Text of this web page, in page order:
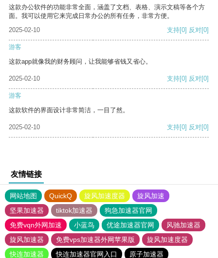
这款办公软件的功能非常全面，涵盖了文档、表格、演示文稿等各个方
面。我可以使用它来完成日常办公的所有任务，非常方便。
2025-02-10
支持[0] 反对[0]
游客
这款app就像我的财务顾问，让我能够省钱又省心。
2025-02-10 支持[0] 反对[0]
游客
这款软件的界面设计非常简洁，一目了然。
2025-02-10 支持[0] 反对[0]
友情链接
网站地图 QuickQ 旋风加速度器
旋风加速
坚果加速器
tiktok加速器
狗急加速器官网
免费vqn外网加速
小蓝鸟 优途加速器官网
风驰加速器
旋风加速器
免费vps加速器外网苹果版
旋风加速度器
快连加速器
快连加速器官网入口 原子加速器